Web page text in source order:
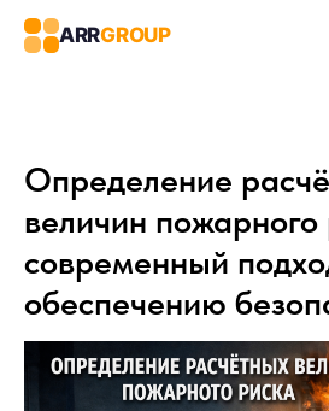
ARRGROUP
Определение
величин пожарного
современный
обеспечению